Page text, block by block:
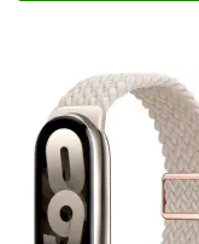
Svart som
Protect Xiaomi